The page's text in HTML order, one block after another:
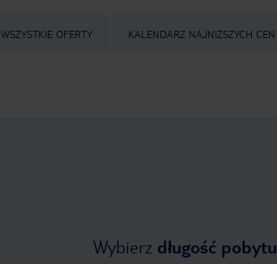
WSZYSTKIE OFERTY KALENDARZ NAJNIŻSZYCH CEN
Wybierz długość pobytu